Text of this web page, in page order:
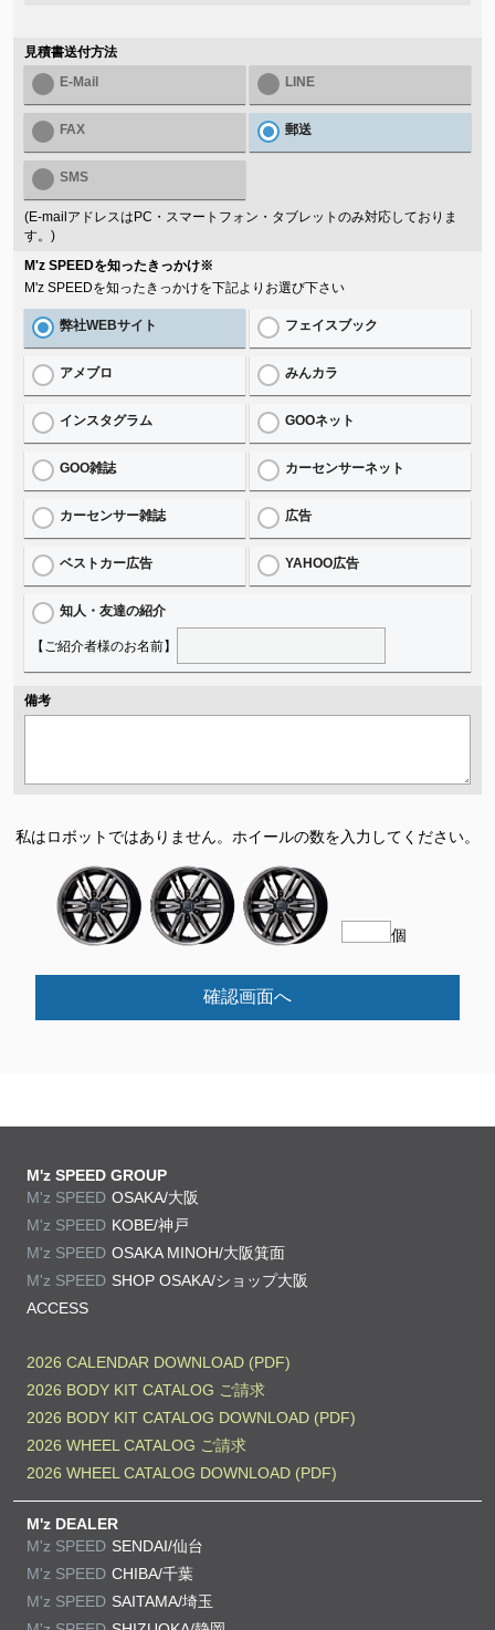
見積書送付方法
E-Mail
LINE
FAX 郵送
SMS
(E-mailアドレスはPC・スマートフォン・タブレットのみ対応しておりま
す。)
M'z SPEEDを知ったきっかけ※
M'z SPEEDを知ったきっかけを下記よりお選び下さい
弊社WEBサイト フェイスブック
アメブロ みんカラ
インスタグラム GOOネット
GOO雑誌 カーセンサーネット
カーセンサー雑誌 広告
ベストカー広告 YAHOO広告
知人・友達の紹介
【ご紹介者様のお名前】
備考
私はロボットではありません。 ホイールの数を入力してください。
個
確認画面へ
M'z SPEED GROUP
M'z SPEED OSAKA/大阪
M'z SPEED KOBE/神戸
M'z SPEED OSAKA MINOH/大阪箕面
M'z SPEED SHOP OSAKA/ショップ大阪
ACCESS
2026 CALENDAR DOWNLOAD (PDF)
2026 BODY KIT CATALOG ご請求
2026 BODY KIT CATALOG DOWNLOAD (PDF)
2026 WHEEL CATALOG ご請求
2026 WHEEL CATALOG DOWNLOAD (PDF)
M'z DEALER
M'z SPEED SENDAI/仙台
M'z SPEED CHIBA/千葉
M'z SPEED SAITAMA/埼玉